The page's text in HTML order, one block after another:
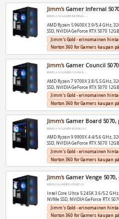
Jimm'sGamer Infernal
JIMMS-A-N-GAMER-INFERNAL-V2
AMD Ryzen 5 9600X 3.9/5.4 GHz,
SSD, NVIDIA GeForce RTX 5070
Jimm's Gold - erinomainen
Norton 360 for Gamers kaupan
Jimm'sGamer Council
JIMMS-A-N-GAMER-COUNCIL-V2
AMD Ryzen 7 9700X 3.8/5.5 GHz,
SSD, NVIDIA GeForce RTX 5070
Jimm's Gold - erinomainen
Norton 360 for Gamers kaupan
Jimm'sGamer Board
JIMMS-A-N-GAMER-BOARD-V2
AMD Ryzen 9 9900X 4.4/5.6 GHz,
SSD, NVIDIA GeForce RTX 5070
Jimm's Gold - erinomainen
Norton 360 for Gamers kaupan
Jimm'sGamer Venge
JIMMS-I-N-GAMER-VENGE-V2
Intel Core Ultra 5 245K 3.6/5.2 GHz,
NVMe SSD, NVIDIA GeForce RTX
Jimm's Gold - erinomainen
Norton 360 for Gamers kaupan